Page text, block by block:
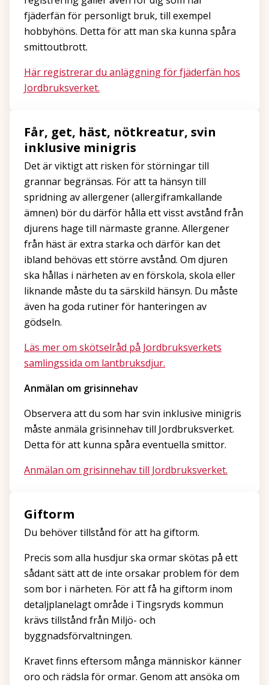
fjäderfän för personligt bruk, till exempel
hobbyhöns. Detta för att man ska kunna spåra
smittoutbrott.
Här registrerar du anläggning för fjäderfän hos
Jordbruksverket.
Får, get, häst, nötkreatur, svin
inklusive minigris
Det är viktigt att risken för störningar till
grannar begränsas. För att ta hänsyn till
spridning av allergener (allergiframkallande
ämnen) bör du därför hålla ett visst avstånd från
djurens hage till närmaste granne. Allergener
från häst är extra starka och därför kan det
ibland behövas ett större avstånd. Om djuren
ska hållas i närheten av en förskola, skola eller
liknande måste du ta särskild hänsyn. Du måste
även ha goda rutiner för hanteringen av
gödseln.
Läs mer om skötselråd på Jordbruksverkets
samlingssida om lantbruksdjur.
Anmälan om grisinnehav
Observera att du som har svin inklusive minigris
måste anmäla grisinnehav till Jordbruksverket.
Detta för att kunna spåra eventuella smittor.
Anmälan om grisinnehav till Jordbruksverket.
Giftorm
Du behöver tillstånd för att ha giftorm.
Precis som alla husdjur ska ormar skötas på ett
sådant sätt att de inte orsakar problem för dem
som bor i närheten. För att få ha giftorm inom
detaljplanelagt område i Tingsryds kommun
krävs tillstånd från Miljö- och
byggnadsförvaltningen.
Kravet finns eftersom många människor känner
oro och rädsla för ormar. Genom att ansöka om